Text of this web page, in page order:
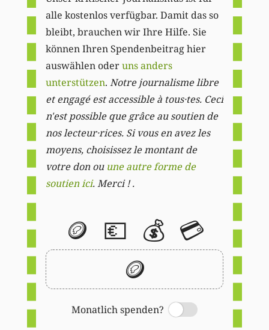
alle kostenlos verfügbar. Damit das so
bleibt, brauchen wir Ihre Hilfe. Sie
können Ihren Spendenbeitrag hier
auswählen oderuns anders
unterstützen. Notre journalisme libre
et engagé est accessible à tous·tes. Ceci
n'est possible que grâce au soutien de
nos lecteur·rices. Si vous en avez les
moyens, choisissez le montant de
votre don ou une autre forme de
soutien ici. Merci ! .
🪙 💶 💰 💳
🪙
Monatlich spenden?
Switch